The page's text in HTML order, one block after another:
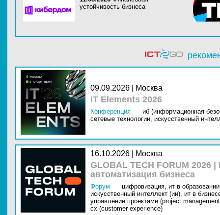
устойчивость бизнеса
09.09.2026 | Москва
IT Elements 2026
Конференция
иб (информационная
сетевые технологии, искусственный
16.10.2026 | Москва
GLOBAL TECH FORUM
автоматизация бизнеса
Форум цифровизация, ит в
искусственный интеллект (ии), ит в
управление проектами (project
cx (customer experience)